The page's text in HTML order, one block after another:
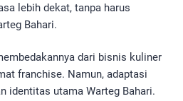
lebih dekat, tanpa harus
Bahari.
dari bisnis kuliner
franchise. Namun, adaptasi
identitas utama Warteg Bahari.